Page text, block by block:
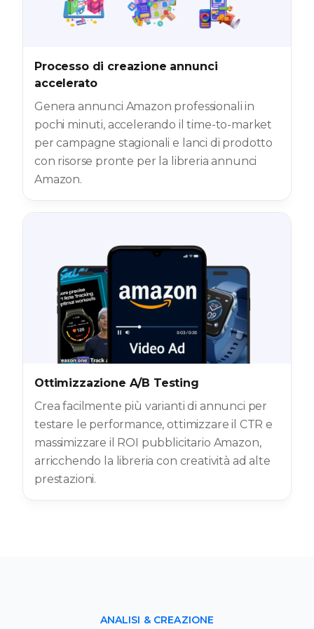
Processo di creazione annunci
accelerato
Genera annunci Amazon professionali in
pochi minuti, accelerando il time-to-market
per campagne stagionali e lanci di prodotto
con risorse pronte per la libreria annunci
Amazon.
Ottimizzazione A/B Testing
Crea facilmente più varianti di annunci per
testare le performance, ottimizzare il CTR e
massimizzare il ROI pubblicitario Amazon,
arricchendo la libreria con creatività ad alte
prestazioni.
ANALISI & CREAZIONE